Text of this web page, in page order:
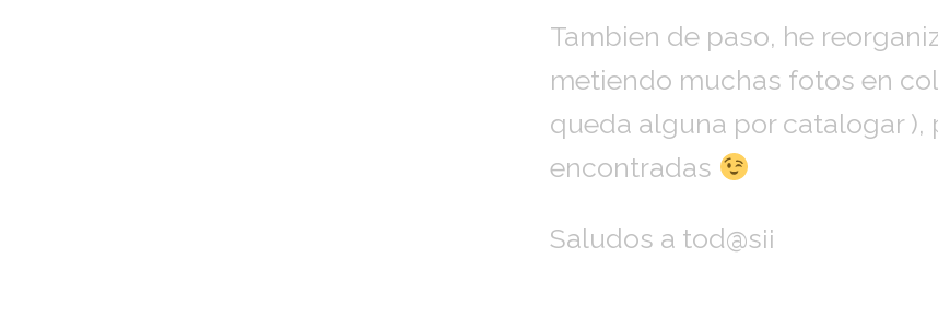
Tambien de paso, he
metiendo muchas fotos en
queda alguna por catalogar
encontradas
Saludos a tod@s¡¡